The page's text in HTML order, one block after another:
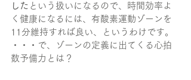
した という扱いになるので、時間効率よ
く健康になるには、有酸素運動ゾーンを
11分維持すれば良い、というわけです。
・・・で、ゾーンの定義に出てくる心拍
数予備力とは？